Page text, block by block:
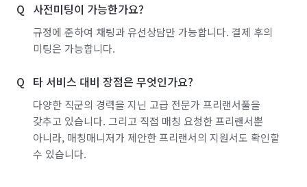
거주청소, 준공청소 등 → 채팅 상담 부탁드립니다!
💙 클린대디의 약속
""하루 한 집만!"" 고객님의 공간에 최적의 인원을 투입해
꼼꼼하고 여유 있게 청소를 진행합니다
클린대디가 고객님의 소중한 공간을 더욱 빛나게 만들어
드리겠습니다. 감사합니다 😊"
사전미팅이 가능한가요?
규정에 준하여 채팅과 유선상담만 가능합니다. 결제 후의
미팅은 가능합니다.
타 서비스 대비 장점은 무엇인가요?
다양한 직군의 경력을 지닌 고급 전문가 프리랜서풀을
갖추고 있습니다. 그리고 직접 매칭 요청한 프리랜서뿐
아니라, 매칭매니저가 제안한 프리랜서의 지원서도 확인할
수 있습니다.